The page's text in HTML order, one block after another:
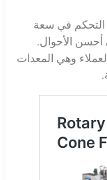
التحكم في سعة
الأحوال.
وهي المعدات